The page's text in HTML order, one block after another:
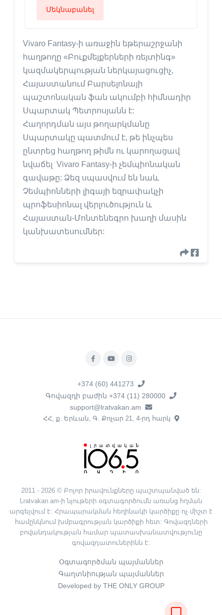
Մեկնաբանել
Vivaro Fantasy-ի առաջին եթերաշրջանի
հաղթողը «Բուքմեյքերների ռեյտինգ»
կազմակերպության ներկայացուցիչ,
Հայաստանում Բարսելոնայի
պաշտոնական ֆան ակումբի հիմնադիր
Սպարտակ Պետրոսյանն է:
Հաղորդման այս թողարկմանը
Սպարտակը պատմում է, թե ինչպես
ընտրեց հաղթող թիմն ու կարողացավ
նվաճել Vivaro Fantasy-ի չեմպիոնական
գավաթը: Ձեզ սպասվում են նաև
Չեմպիոնների լիգայի եզրափակչի
պրոֆեսիոնալ վերլուծություն և
Հայաստան-Մոնտենեգրո խաղի մասին
կանխատեսումներ:
+374 (60) 441273
Գովազդի բաժին +374 (11) 280000
support@lratvakan.am
ՀՀ, ք. Երևան, Գ. Քոչար 21, 4-րդ հարկ
2011 - 2026 © Բոլոր իրավունքները պաշտպանված են:
Lratvakan.am-ի նյութերի օգտագործումն առանց հղման
արգելվում է: Հրապարակման հեղինակի կարծիքը ոչ միշտ է
համընկնում խմբագրության կարծիքի հետ: Գովազդների
բովանդակության համար պատասխանատվությունը
գովազդատուներինն է:
Օգտագործման պայմաններ
Գաղտնիության պայմաններ
Developed by THE ONLY GROUP